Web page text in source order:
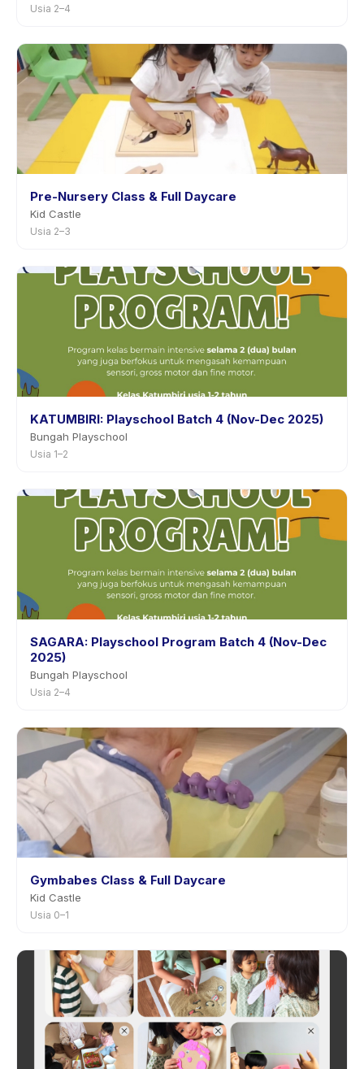
Usia 2–4
Pre-Nursery Class & Full Daycare
Kid Castle
Usia 2–3
KATUMBIRI: Playschool Batch 4 (Nov-Dec 2025)
Bungah Playschool
Usia 1–2
SAGARA: Playschool Program Batch 4 (Nov-Dec
2025)
Bungah Playschool
Usia 2–4
Gymbabes Class & Full Daycare
Kid Castle
Usia 0–1